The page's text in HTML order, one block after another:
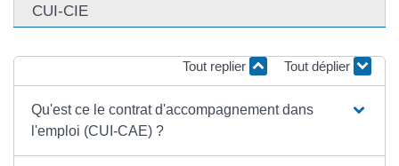
CUI-CIE
Tout replier Tout déplier
Qu'est ce le contrat d'accompagnement dans
l'emploi (CUI-CAE) ?